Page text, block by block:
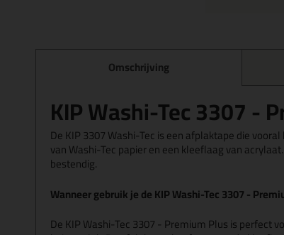
Omschrijving
KIP Washi-Tec 3307 -
De KIP 3307 Washi-Tec is een afplaktape die
van Washi-Tec papier en een kleeflaag van
bestendig.
Wanneer gebruik je de KIP Washi-Tec 3307 -
De KIP Washi-Tec 3307 - Premium Plus is perfect